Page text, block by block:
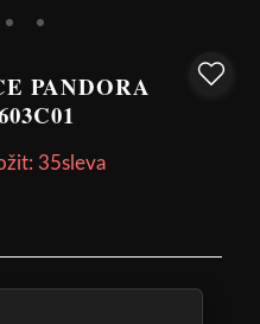
PANDORA
35sleva